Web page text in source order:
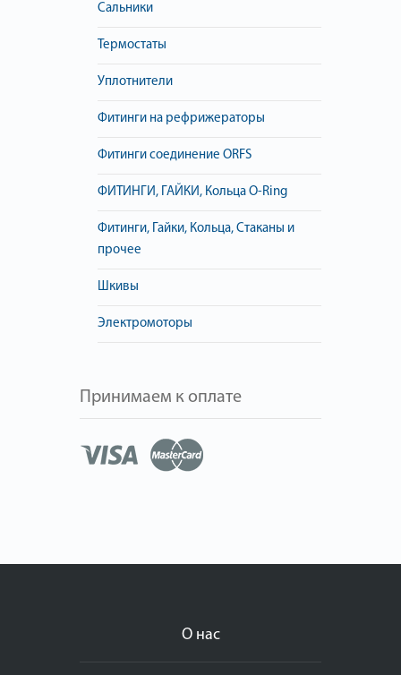
Сальники
Термостаты
Уплотнители
Фитинги на рефрижераторы
Фитинги соединение ORFS
ФИТИНГИ, ГАЙКИ, Кольца O-Ring
Фитинги, Гайки, Кольца, Стаканы и
прочее
Шкивы
Электромоторы
Принимаем к оплате
О нас